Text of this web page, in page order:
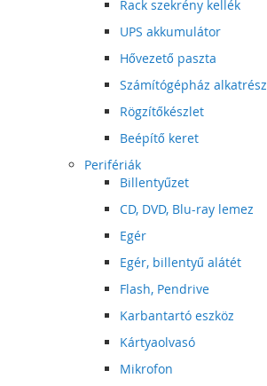
Rack szekrény kellék
UPS akkumulátor
Hővezető paszta
Számítógépház alkatrész
Rögzítőkészlet
Beépítő keret
Perifériák
Billentyűzet
CD, DVD, Blu-ray lemez
Egér
Egér, billentyű alátét
Flash, Pendrive
Karbantartó eszköz
Kártyaolvasó
Mikrofon